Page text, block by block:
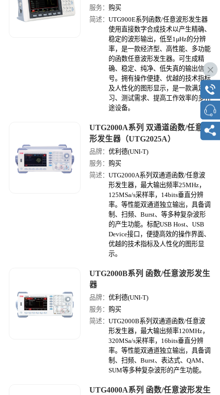
服务： 购买
简述：UTG900E系列函数/任意波形发生器
使用直接数字合成技术以产生精确、
稳定的波形输出，低至1µHz的分辨
率，是一款经济型、高性能、多功能
的函数任意波形发生器。可生成精
确、稳定、纯净、低失真的输出信
号。拥有操作便捷、优越的技术指标
及人性化的图形显示，是一款满足学
习、测试需求、提高工作效率的多用
途设备。
UTG2000A系列 双通道函数/任意波
形发生器（UTG2025A）
品牌：优利德(UNI-T)
服务： 购买
简述：UTG2000A系列双通道函数/任意波
形发生器，最大输出频率25MHz，
125MSa/s采样率，14bits垂直分辨
率。等性能双通道独立输出，具备调
制、扫频、Burst、等多种复杂波形
的产生功能。标配USB Host、USB
Device接口，便捷高效的操作界面、
优越的技术指标及人性化的图形显
示。
UTG2000B系列 函数/任意波形发生
器
品牌：优利德(UNI-T)
服务： 购买
简述：UTG2000B系列双通道函数/任意波
形发生器，最大输出频率120MHz，
320MSa/s采样率，16bits垂直分辨
率。等性能双通道独立输出，具备调
制、扫频、Burst、表达式、QAM、
SUM等多种复杂波形的产生功能。
UTG4000A系列 函数/任意波形发生